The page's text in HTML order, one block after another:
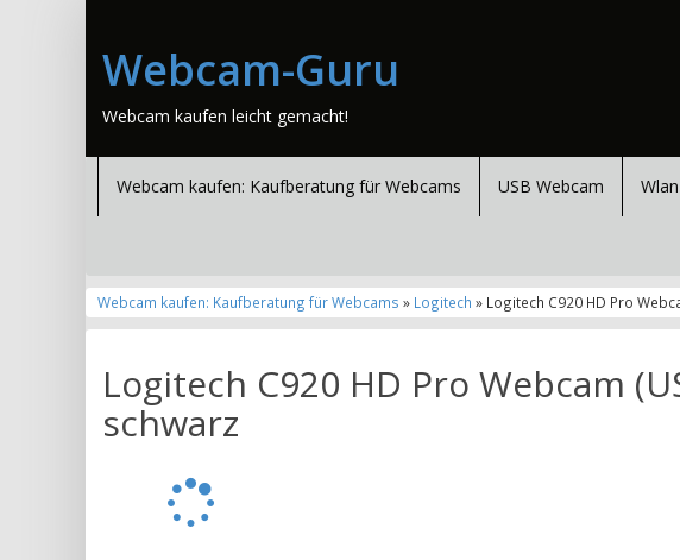
Webcam-Guru
Webcam kaufen leicht gemacht!
Webcam kaufen: Kaufberatung für Webcams USB Webcam
Webcam kaufen: Kaufberatung für Webcams » Logitech » Logitech C920 HD Pro
Logitech C920 HD Pro Webcam
schwarz